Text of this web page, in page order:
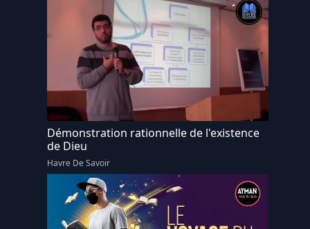
Démonstration rationnelle de l'existence
de Dieu
Havre De Savoir